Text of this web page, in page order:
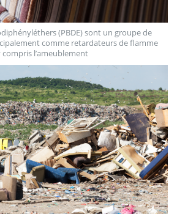
(PBDE) sont un groupe de
comme retardateurs de flamme
l’ameublement